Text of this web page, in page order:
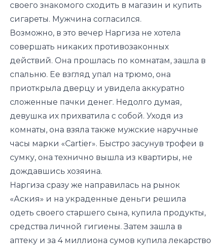
своего знакомого сходить в магазин и купить
сигареты. Мужчина согласился.
Возможно, в это вечер Наргиза не хотела
совершать никаких противозаконных
действий. Она прошлась по комнатам, зашла в
спальню. Ее взгляд упал на трюмо, она
приоткрыла дверцу и увидела аккуратно
сложенные пачки денег. Недолго думая,
девушка их прихватила с собой. Уходя из
комнаты, она взяла также мужские наручные
часы марки «Cartier». Быстро засунув трофеи в
сумку, она технично вышла из квартиры, не
дождавшись хозяина.
Наргиза сразу же направилась на рынок
«Аския» и на украденные деньги решила
одеть своего старшего сына, купила продукты,
средства личной гигиены. Затем зашла в
аптеку и за 4 миллиона сумов купила лекарство